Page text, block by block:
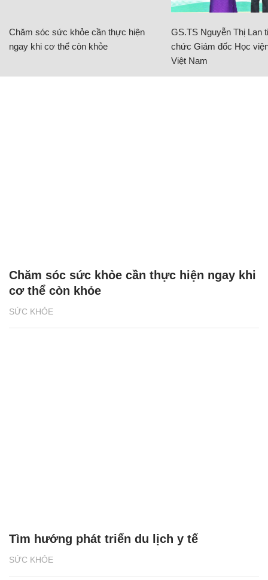
Chăm sóc sức khỏe cần thực hiện
ngay khi cơ thể còn khỏe
GS.TS Nguyễn Thị Lan
chức Giám đốc Học
Việt Nam
SỨC KHỎE
Chăm sóc sức khỏe cần thực hiện ngay khi
cơ thể còn khỏe
SỨC KHỎE
Tìm hướng phát triển du lịch y tế